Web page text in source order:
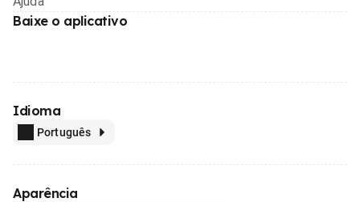
Baixe o aplicativo
Idioma
Português
Aparência